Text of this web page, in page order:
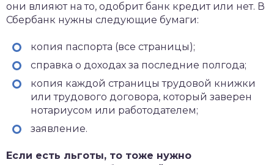
они влияют на то, одобрит банк кредит или нет. В
Сбербанк нужны следующие бумаги:
копия паспорта (все страницы);
справка о доходах за последние полгода;
копия каждой страницы трудовой книжки
или трудового договора, который заверен
нотариусом или работодателем;
заявление.
Если есть льготы, то тоже нужно